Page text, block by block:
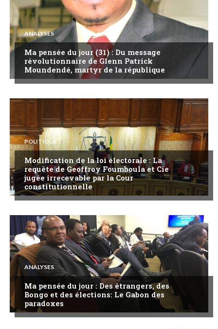
ANALYSES
Ma pensée du jour (31) : Du message
révolutionnaire de Glenn Patrick
Moundendé, martyr de la république
POLITIQUE
Modification de la loi électorale : La
requête de Geoffroy Foumboula et Cie
jugée irrecevable par la Cour
constitutionnelle
ANALYSES
Ma pensée du jour : Des étrangers, des
Bongo et des élections: Le Gabon des
paradoxes